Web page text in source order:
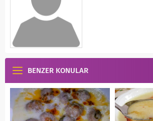
BENZER KONULAR